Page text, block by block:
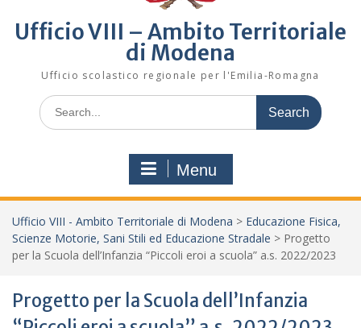
Ufficio VIII – Ambito Territoriale
di Modena
Ufficio scolastico regionale per l'Emilia-Romagna
Search
for:
Menu
Ufficio VIII - Ambito Territoriale di Modena > Educazione Fisica,
Scienze Motorie, Sani Stili ed Educazione Stradale > Progetto
per la Scuola dell’Infanzia “Piccoli eroi a scuola” a.s. 2022/2023
Progetto per la Scuola dell’Infanzia